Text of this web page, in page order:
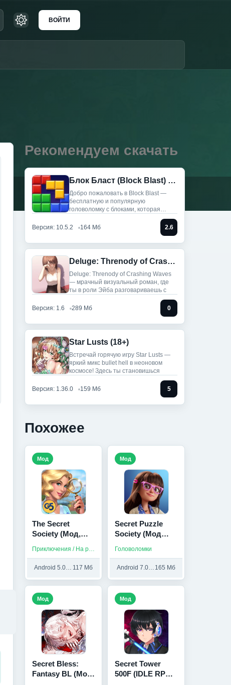
ВОЙТИ
Рекомендуем скачать
Блок Бласт (Block Blast) (Мод меню)
Добро пожаловать в Block Blast —
бесплатную и популярную
головоломку с блоками, которая
Версия: 10.5.2
164 Мб 2.6
Deluge: Threnody of Crashing Waves (Полная версия)
Deluge: Threnody of Crashing Waves
— мрачный визуальный роман, где
ты в роли Эйба разговариваешь с
Версия: 1.6 289 Мб 0
Star Lusts (18+)
Встречай горячую игру Star Lusts —
яркий микс bullet hell в неоновом
космосе! Здесь ты становишься
Версия: 1.36.0 159 Мб 5
Похожее
The Secret
Society (Мод,
Приключения / На русском / Без интернета
Android 5.0 и выше 117 Мб
Мод
Secret Puzzle
Society (Мод
Головоломки
Android 7.0 и выше 165 Мб
Мод
Secret Bless:
Fantasy BL (Мод
Мод
Secret Tower
500F (IDLE RPG)
Мод